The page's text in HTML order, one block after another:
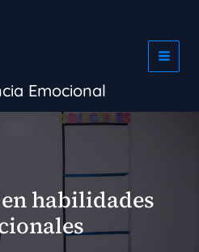
Emocional
habilidades